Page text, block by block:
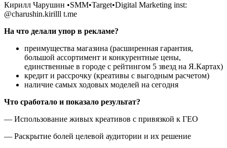
Кирилл Чарушин •SMM•Target•Digital Marketing inst:
@charushin.kirilll t.me
На что делали упор в рекламе?
преимущества магазина (расширенная гарантия,
большой ассортимент и конкурентные цены,
единственные в городе с рейтингом 5 звезд на Я.Картах)
кредит и рассрочку (креативы с выгодным расчетом)
наличие самых ходовых моделей на сегодня
Что сработало и показало результат?
— Использование живых креативов с привязкой к ГЕО
— Раскрытие болей целевой аудитории и их решение